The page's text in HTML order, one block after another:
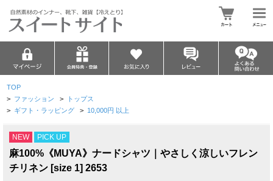
TOP
> ファッション > トップス
> ギフト・ラッピング > 10,000円 以上
NEW PICK UP
麻100%《MUYA》ナードシャツ｜やさしく涼しいフレン
チリネン [size 1] 2653